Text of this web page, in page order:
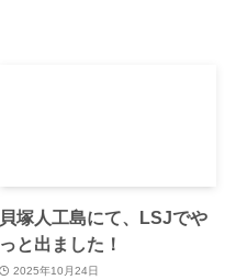
貝塚人工島にて、LSJでや
っと出ました！
2025年10月24日